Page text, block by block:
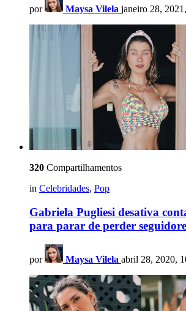
por Maysa Vilela janeiro 28,
320 Compartilhamentos
in Celebridades, Pop
Gabriela Pugliesi desativa
para parar de perder
por Maysa Vilela abril 28, 2020,